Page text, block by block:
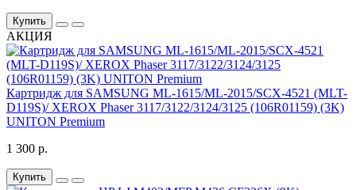
Купить
АКЦИЯ
Картридж для SAMSUNG ML-1615/ML-2015/SCX-4521 (MLT-
D119S)/ XEROX Phaser 3117/3122/3124/3125 (106R01159) (3K)
UNITON Premium
1 300 р.
Купить